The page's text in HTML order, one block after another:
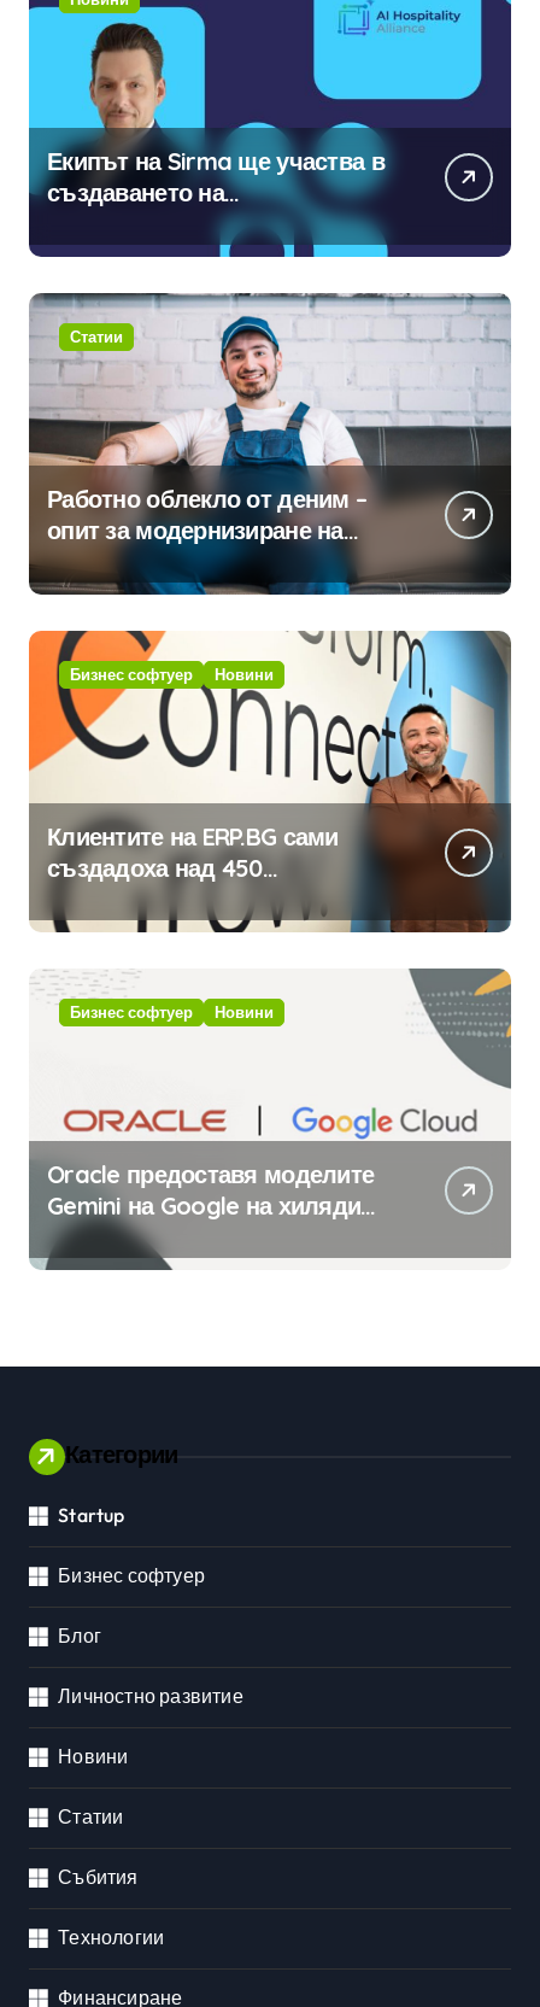
Екипът на Sirma ще участва в
създаването на
международните стандарти за
навлизане на изкуствен
интелект в хотелиерството
Статии
Работно облекло от деним –
опит за модернизиране на
традицията
Бизнес софтуер Новини
Клиентите на ERP.BG сами
създадоха над 450
приложения за ERP системата
с помощта на вградения в нея
изкуствен интелект
Бизнес софтуер Новини
Oracle предоставя моделите
Gemini на Google на хиляди
клиенти на бизнес
приложения
Категории
Startup
Бизнес софтуер
Блог
Личностно развитие
Новини
Статии
Събития
Технологии
Финансиране